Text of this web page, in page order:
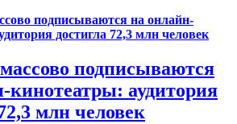
подписываются
кинотеатры: аудитория
млн человек